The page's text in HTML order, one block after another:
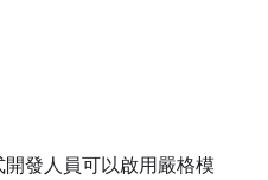
發人員可以啟用嚴格模